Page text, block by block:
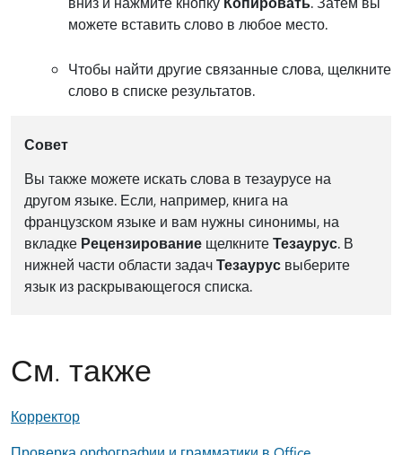
можете вставить слово в любое место.
Чтобы найти другие связанные слова, щелкните
слово в списке результатов.
Совет
Вы также можете искать слова в тезаурусе на
другом языке. Если, например, книга на
французском языке и вам нужны синонимы, на
вкладке РецензированиещелкнитеТезаурус. В
нижней части области задачТезаурусвыберите
язык из раскрывающегося списка.
См. также
Корректор